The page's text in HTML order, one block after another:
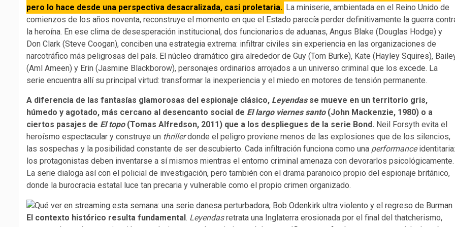
pero lo hace desde una perspectiva desacralizada, casi proletaria. La miniserie, ambientada en el Reino Unido de
comienzos de los años noventa, reconstruye el momento en que el Estado parecía perder definitivamente la guerra
la heroína. En ese clima de desesperación institucional, dos funcionarios de aduanas, Angus Blake (Douglas Hodge) y
Don Clark (Steve Coogan), conciben una estrategia extrema: infiltrar civiles sin experiencia en las organizaciones de
narcotráfico más peligrosas del país. El núcleo dramático gira alrededor de Guy (Tom Burke), Kate (Hayley Squires),
(Aml Ameen) y Erin (Jasmine Blackborow), personajes ordinarios arrojados a un universo criminal que los excede. La
serie encuentra allí su principal virtud: transformar la inexperiencia y el miedo en motores de tensión permanente.
A diferencia de las fantasías glamorosas del espionaje clásico, Leyendasse mueve en un territorio gris,
húmedo y agotado, más cercano al desencanto social de El largo viernes santo(John Mackenzie, 1980) o a
ciertos pasajes de El topo(Tomas Alfredson, 2011) que a los despliegues de la serie Bond. Neil Forsyth evita el
heroísmo espectacular y construye un thrillerdonde el peligro proviene menos de las explosiones que de los silencios,
las sospechas y la posibilidad constante de ser descubierto. Cada infiltración funciona como una performanceidentitaria:
los protagonistas deben inventarse a sí mismos mientras el entorno criminal amenaza con devorarlos psicológicamente.
La serie dialoga así con el policial de investigación, pero también con el drama paranoico propio del espionaje británico,
donde la burocracia estatal luce tan precaria y vulnerable como el propio crimen organizado.
El contexto histórico resulta fundamental. Leyendasretrata una Inglaterra erosionada por el final del thatcherismo,